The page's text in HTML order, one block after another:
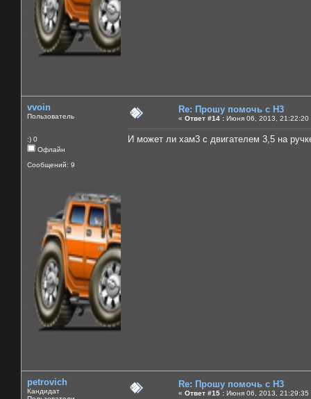
vvoin
Пользователь
:) 0
Офлайн
Сообщений: 9
Re: Прошу помочь с Н3
« Ответ #14 : Июня 06, 2013, 21:22:20
И может ли хам3 с двигателем 3,5 на
petrovich
Кандидат
Re: Прошу помочь с Н3
« Ответ #15 : Июня 06, 2013, 21:29:35